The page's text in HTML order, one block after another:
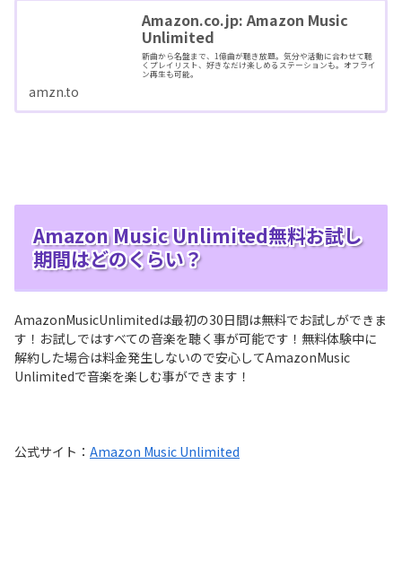
Amazon.co.jp: Amazon Music
Unlimited
新曲から名盤まで、1億曲が聴き放題。気分や活動に合わせて聴
くプレイリスト、好きなだけ楽しめるステーションも。オフライ
ン再生も可能。
amzn.to
Amazon Music Unlimited無料お試し
期間はどのくらい？
AmazonMusicUnlimitedは最初の30日間は無料でお試しができま
す！お試しではすべての音楽を聴く事が可能です！無料体験中に
解約した場合は料金発生しないので安心してAmazonMusic
Unlimitedで音楽を楽しむ事ができます！
公式サイト： Amazon Music Unlimited